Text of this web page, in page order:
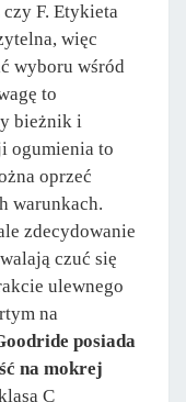
F. Etykieta
więc
wyboru wśród
to
bieżnik i
ogumienia to
oprzeć
warunkach.
zdecydowanie
czuć się
ulewnego
na
posiada
na mokrej
C